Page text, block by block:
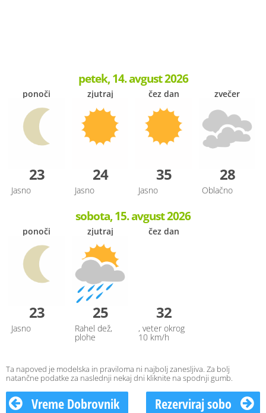
petek, 14. avgust 2026
ponoči
23
Jasno
zjutraj
24
Jasno
čez dan
35
Jasno
zvečer
28
Oblačno
sobota, 15. avgust 2026
ponoči
23
Jasno
zjutraj
25
Rahel dež,
plohe
čez dan
32
, veter okrog
10 km/h
Ta napoved je modelska in praviloma ni najbolj zanesljiva. Za bolj
natančne podatke za naslednji nekaj dni kliknite na spodnji gumb.
Vreme Dobrovnik Rezerviraj sobo